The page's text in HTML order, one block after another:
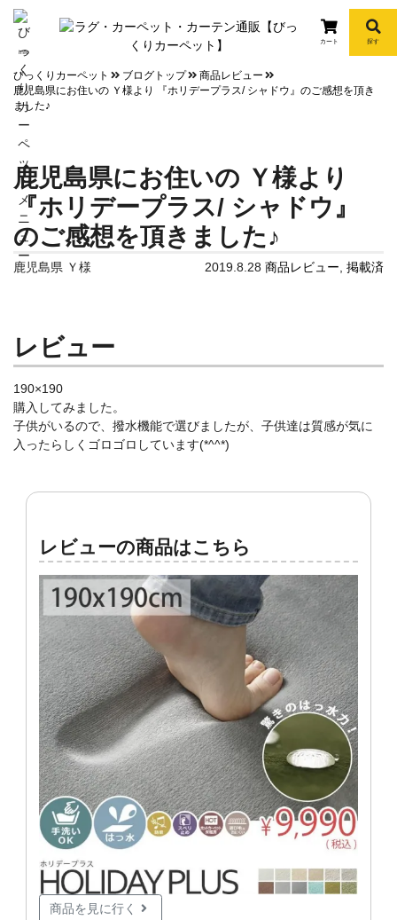
info
カート 探す
びっくりカーペット ブログトップ
商品レビュー
鹿児島県にお住いの Ｙ様より 『ホリデープラス/ シャドウ』のご感想を頂き
ました♪
鹿児島県にお住いの Ｙ様より
『ホリデープラス/ シャドウ』
のご感想を頂きました♪
鹿児島県 Ｙ様 2019.8.28 商品レビュー 掲載済
レビュー
190×190
購入してみました。
子供がいるので、撥水機能で選びましたが、子供達は質感が気に
入ったらしくゴロゴロしています(*^^*)
レビューの商品はこちら
商品を見に行く